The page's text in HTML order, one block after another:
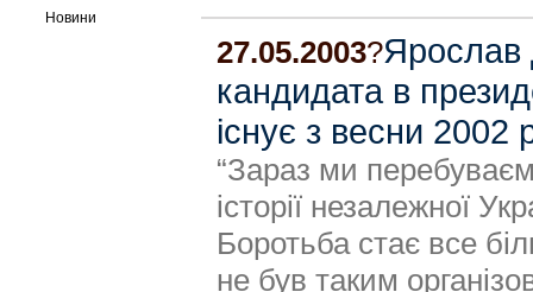
Новини
27.05.2003?
кандидата в
існує з весни 2002
“Зараз ми
історії незалежної
Боротьба стає все
не був таким